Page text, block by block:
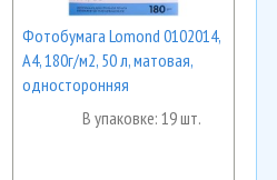
Фотобумага Lomond 0102014,
А4, 180г/м2, 50 л, матовая,
односторонняя
В упаковке: 19 шт.